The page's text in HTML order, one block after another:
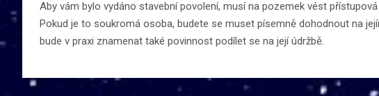
Aby vám bylo vydáno stavební povolení, musí na pozemek vést
Pokud je to soukromá osoba, budete se muset písemně dohodnout na
bude v praxi znamenat také povinnost podílet se na její údržbě.